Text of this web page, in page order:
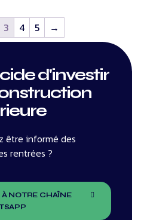
3 4 5 →
d'investir
être informé des
rentrées ?
NOTRE CHAÎNE